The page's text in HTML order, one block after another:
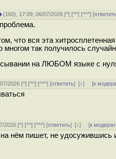
(160), 17:09, 06/07/2026 [^] [^^] [^^^] [
что вся эта
многом так получилось
на ЛЮБОМ языке с
2026 [^] [^^] [^^^] [ответить][↑] [к
2026 [^] [^^] [^^^] [ответить][↓] [к
на нём пишет, не